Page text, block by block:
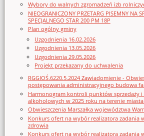
Wybory do walnych zgromadzeń izb
NIEOGRANICZONY PRZETARG PISEMNY NA
SPECJALNEGO STAR 200 PM 18P
Plan ogólny gminy
Uzgodnienia 16.02.2026
Uzgodnienia 13.05.2026
Uzgodnienia 29.05.2026
Projekt przekazany do uchwalenia
RGGIOŚ.6220.5.2024 Zawiadomienie -
postępowania administracyjnego budowa
Harmonogram kontroli punktów sprzedaży
alkoholowych w 2025 roku na terenie
Obwieszczenia Marszałka województwa
Konkurs ofert na wybór realizatora zadania
zdrowia
Konkurs ofert na wybór realizatora zadania